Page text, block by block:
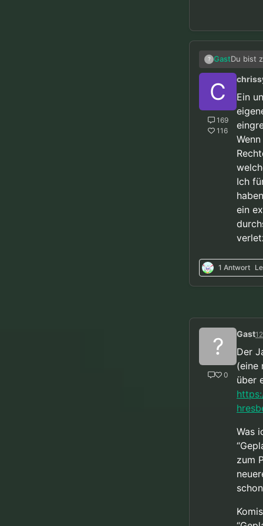
? GastDu bist
Dein
Freiheit.
C
169
116
Ein
Ich
ein
1 Antwort
?
0
Gast
Der
(eine
über
Was
zum